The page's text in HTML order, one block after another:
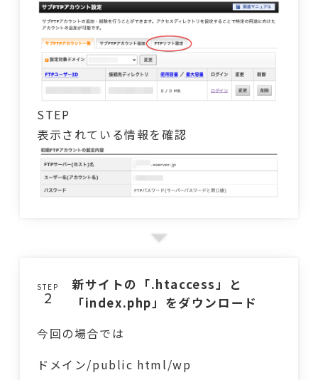
STEP
表示されている情報を確認
STEP
新サイトの「.htaccess」と
「index.php」をダウンロード
今回の場合では
ドメイン/public html/wp